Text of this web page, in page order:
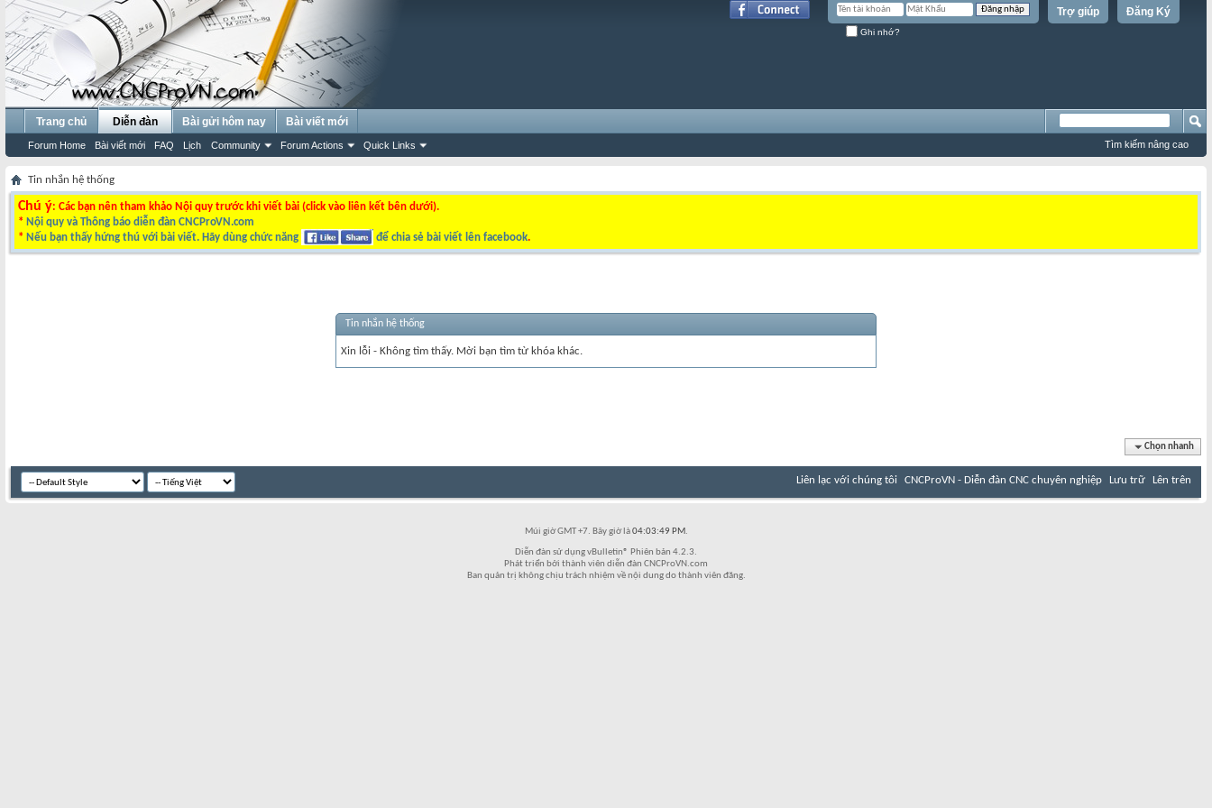
Đăng Ký
Trợ giúp
Ghi nhớ?
Trang chủ Diễn đàn
Forum Home Bài viết mới FAQ Lịch Community Forum Actions Quick Links
Bài gửi hôm nay Bài viết mới
Tìm kiếm nâng cao
Tin nhắn hệ thống
Chú ý: Các bạn nên tham khảo Nội quy trước khi viết bài (click vào liên kết bên dưới).
* Nội quy và Thông báo diễn đàn CNCProVN.com
* Nếu bạn thấy hứng thú với bài viết. Hãy dùng chức năng để chia sẻ bài viết lên facebook.
Tin nhắn hệ thống
Xin lỗi - Không tìm thấy. Mời bạn tìm từ khóa khác.
Chọn nhanh
Liên lạc với chúng tôi CNCProVN - Diễn đàn CNC chuyên nghiệp Lưu trữ Lên trên
Múi giờ GMT +7. Bây giờ là04:03:49 PM.
Diễn đàn sử dụng vBulletin® Phiên bản 4.2.3.
Phát triển bởi thành viên diễn đàn CNCProVN.com
Ban quản trị không chịu trách nhiệm về nội dung do thành viên đăng.